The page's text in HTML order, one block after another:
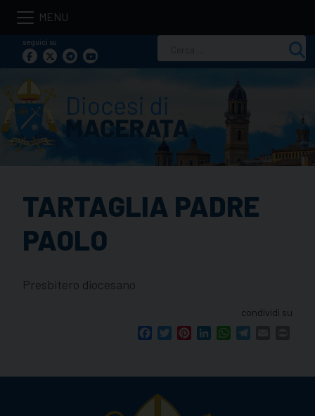
Skip
contentseguici su
per:
TARTAGLIA PADRE
PAOLO
Presbitero diocesano
condividi su
FacebookTwitterPinterestLinkedInWhatsApp